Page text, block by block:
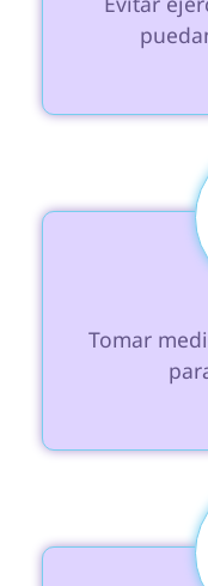
Tomar medicamentos regularmente